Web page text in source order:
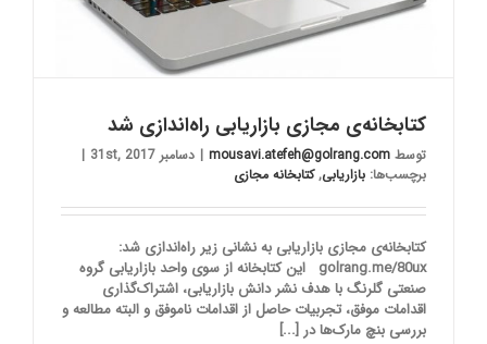
کتابخانه‌ی مجازی بازاریابی راه‌اندازی شد
توسط mousavi.atefeh@golrang.com
| دسامبر 31st, 2017
|
برچسب‌ها: بازاریابی,کتابخانه مجازی
کتابخانه‌ی مجازی بازاریابی به نشانی زیر راه‌اندازی شد:
golrang.me/80ux این کتابخانه از سوی واحد بازاریابی گروه
صنعتی گلرنگ با هدف نشر دانش بازاریابی، اشتراک‌گذاری
اقدامات موفق، تجربیات حاصل از اقدامات ناموفق و البته مطالعه و
بررسی بنچ مارک‌ها در [...]